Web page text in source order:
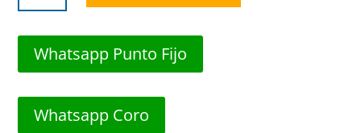
6.0mm
6m
cantidad
Whatsapp Punto Fijo
Whatsapp Coro